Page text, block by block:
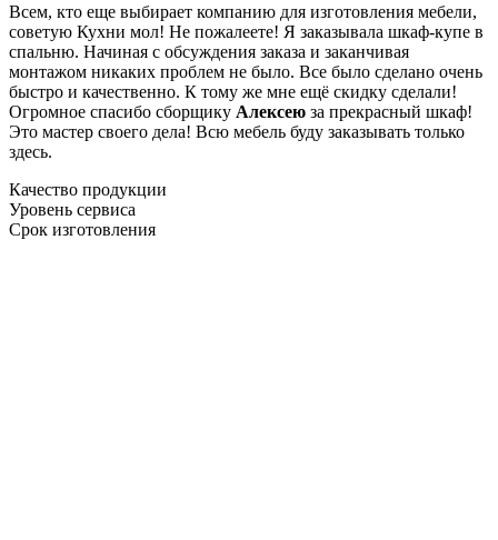
Всем, кто еще выбирает компанию для изготовления мебели,
советую Кухни мол! Не пожалеете! Я заказывала шкаф-купе в
спальню. Начиная с обсуждения заказа и заканчивая
монтажом никаких проблем не было. Все было сделано очень
быстро и качественно. К тому же мне ещё скидку сделали!
Огромное спасибо сборщику Алексею за прекрасный шкаф!
Это мастер своего дела! Всю мебель буду заказывать только
здесь.
Качество продукции
Уровень сервиса
Срок изготовления